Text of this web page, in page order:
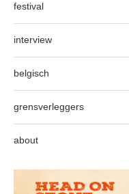
festival
interview
belgisch
grensverleggers
about